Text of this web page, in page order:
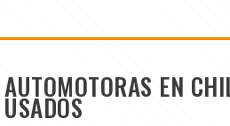
AUTOMOTORAS EN
USADOS